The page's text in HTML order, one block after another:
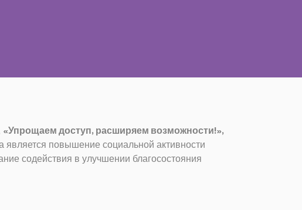
«Упрощаем доступ, расширяем возможности!»,
является повышение социальной активности
содействия в улучшении благосостояния